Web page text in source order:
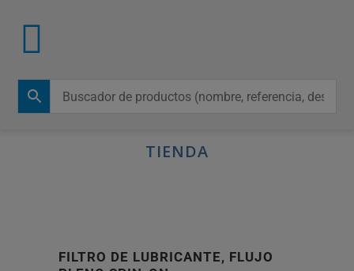
TIENDA
FILTRO DE LUBRICANTE, FLUJO